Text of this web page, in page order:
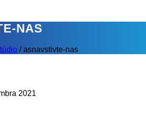
NAS
/asnavstivte-nas
2021